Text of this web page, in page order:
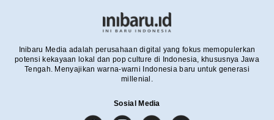
Inibaru Media adalah perusahaan digital yang fokus memopulerkan
potensi kekayaan lokal dan pop culture di Indonesia, khususnya Jawa
Tengah. Menyajikan warna-warni Indonesia baru untuk generasi
millenial.
Sosial Media